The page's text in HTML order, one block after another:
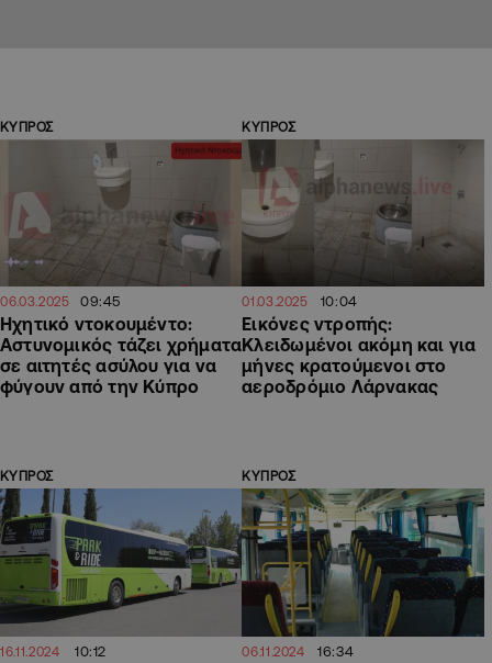
ΚΥΠΡΟΣ
06.03.2025 09:45
Ηχητικό ντοκουμέντο:
Αστυνομικός τάζει χρήματα
σε αιτητές ασύλου για να
φύγουν από την Κύπρο
ΚΥΠΡΟΣ
01.03.2025 10:04
Εικόνες ντροπής:
Κλειδωμένοι ακόμη και για
μήνες κρατούμενοι στο
αεροδρόμιο Λάρνακας
ΚΥΠΡΟΣ
16.11.2024 10:12
ΚΥΠΡΟΣ
06.11.2024 16:34